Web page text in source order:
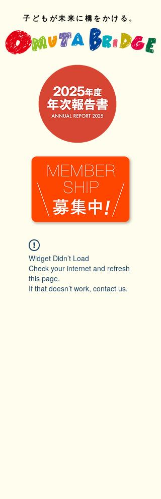
子どもが未来に橋をかける。
Widget Didn’t Load
Check your internet and refresh
this page.
If that doesn’t work, contact us.